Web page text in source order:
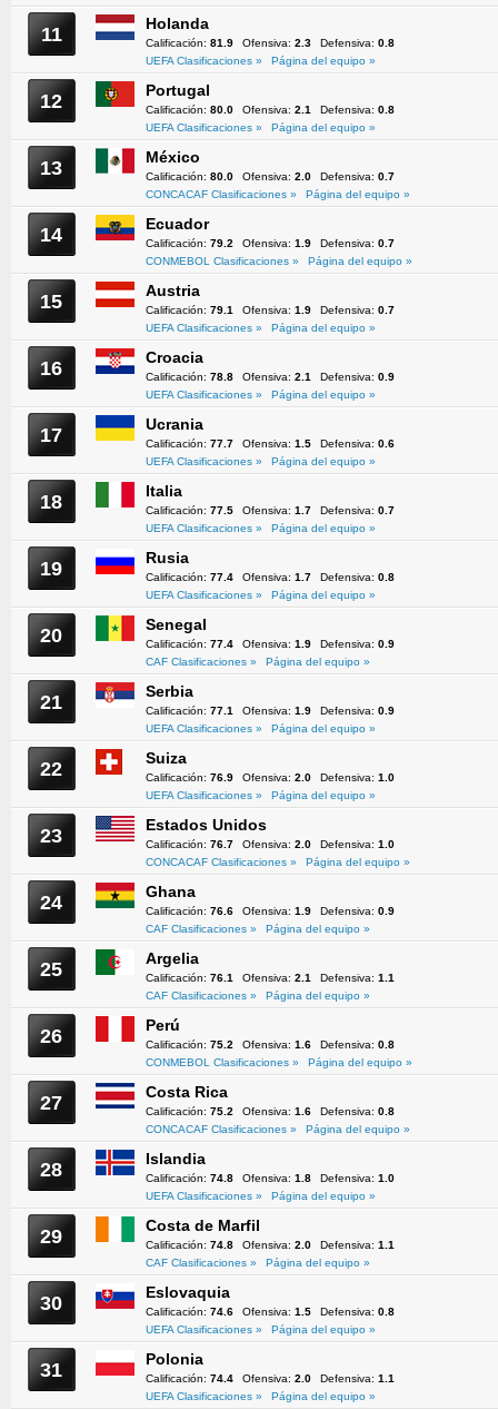
11 Holanda
Calificación: 81.9 Ofensiva: 2.3 Defensiva: 0.8
UEFA Clasificaciones »
Página del equipo »
12 Portugal
Calificación: 80.0 Ofensiva: 2.1 Defensiva: 0.8
UEFA Clasificaciones »
Página del equipo »
13 México
Calificación: 80.0 Ofensiva: 2.0 Defensiva: 0.7
CONCACAF Clasificaciones »
Página del equipo »
14 Ecuador
Calificación: 79.2 Ofensiva: 1.9 Defensiva: 0.7
CONMEBOL Clasificaciones »
Página del equipo »
15 Austria
Calificación: 79.1 Ofensiva: 1.9 Defensiva: 0.7
UEFA Clasificaciones »
Página del equipo »
16 Croacia
Calificación: 78.8 Ofensiva: 2.1 Defensiva: 0.9
UEFA Clasificaciones »
Página del equipo »
17 Ucrania
Calificación: 77.7 Ofensiva: 1.5 Defensiva: 0.6
UEFA Clasificaciones »
Página del equipo »
18 Italia
Calificación: 77.5 Ofensiva: 1.7 Defensiva: 0.7
UEFA Clasificaciones »
Página del equipo »
19 Rusia
Calificación: 77.4 Ofensiva: 1.7 Defensiva: 0.8
UEFA Clasificaciones »
Página del equipo »
20 Senegal
Calificación: 77.4 Ofensiva: 1.9 Defensiva: 0.9
CAF Clasificaciones »
Página del equipo »
21 Serbia
Calificación: 77.1 Ofensiva: 1.9 Defensiva: 0.9
UEFA Clasificaciones »
Página del equipo »
22 Suiza
Calificación: 76.9 Ofensiva: 2.0 Defensiva: 1.0
UEFA Clasificaciones »
Página del equipo »
23 Estados Unidos
Calificación: 76.7 Ofensiva: 2.0 Defensiva: 1.0
CONCACAF Clasificaciones »
Página del equipo »
24 Ghana
Calificación: 76.6 Ofensiva: 1.9 Defensiva: 0.9
CAF Clasificaciones »
Página del equipo »
25 Argelia
Calificación: 76.1 Ofensiva: 2.1 Defensiva: 1.1
CAF Clasificaciones »
Página del equipo »
26 Perú
Calificación: 75.2 Ofensiva: 1.6 Defensiva: 0.8
CONMEBOL Clasificaciones »
Página del equipo »
27 Costa Rica
Calificación: 75.2 Ofensiva: 1.6 Defensiva: 0.8
CONCACAF Clasificaciones »
Página del equipo »
28 Islandia
Calificación: 74.8 Ofensiva: 1.8 Defensiva: 1.0
UEFA Clasificaciones »
Página del equipo »
29 Costa de Marfil
Calificación: 74.8 Ofensiva: 2.0 Defensiva: 1.1
CAF Clasificaciones »
Página del equipo »
30 Eslovaquia
Calificación: 74.6 Ofensiva: 1.5 Defensiva: 0.8
UEFA Clasificaciones »
Página del equipo »
31 Polonia
Calificación: 74.4 Ofensiva: 2.0 Defensiva: 1.1
UEFA Clasificaciones »
Página del equipo »